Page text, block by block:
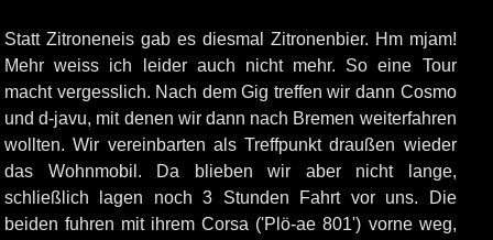
Statt Zitroneneis gab es diesmal Zitronenbier. Hm mjam!
Mehr weiss ich leider auch nicht mehr. So eine Tour
macht vergesslich. Nach dem Gig treffen wir dann Cosmo
und d-javu, mit denen wir dann nach Bremen weiterfahren
wollten. Wir vereinbarten als Treffpunkt draußen wieder
das Wohnmobil. Da blieben wir aber nicht lange,
schließlich lagen noch 3 Stunden Fahrt vor uns. Die
beiden fuhren mit ihrem Corsa ('Plö-ae 801') vorne weg,